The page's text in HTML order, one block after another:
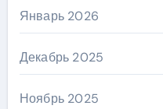
Январь 2026
Декабрь 2025
Ноябрь 2025